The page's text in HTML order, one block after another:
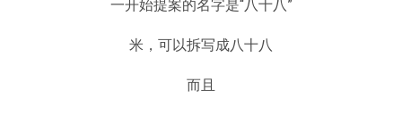
一开始提案的名字是“八十八”
米，可以拆写成八十八
而且